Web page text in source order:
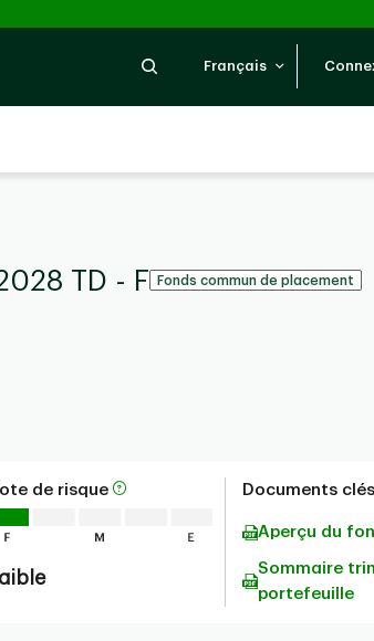
Recherche
Français
TD - F Fonds commun de placement
de risque Documents clés
Aperçu du
Sommaire
portefeuille